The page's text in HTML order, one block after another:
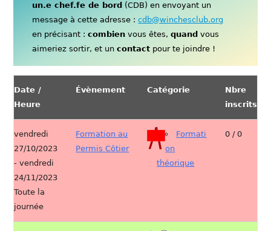
un.e chef.fe de bord (CDB) en envoyant un
message à cette adresse :cdb@winchesclub.org
en précisant :combien vous êtes,quand vous
aimeriez sortir, et uncontact pour te joindre !
Date /
Heure
Évènement Catégorie
Nbre
inscrits
vendredi
27/10/2023
- vendredi
24/11/2023
Toute la
journée
Formation au
Permis Côtier
Formati
on
théorique
0 / 0